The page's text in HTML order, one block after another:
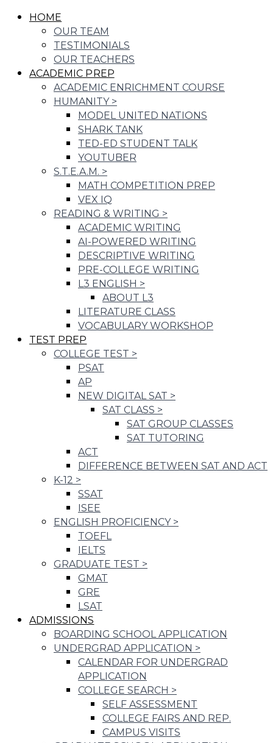
HOME
OUR TEAM
TESTIMONIALS
OUR TEACHERS
ACADEMIC PREP
ACADEMIC ENRICHMENT COURSE
HUMANITY >
MODEL UNITED NATIONS
SHARK TANK
TED-ED STUDENT TALK
YOUTUBER
S.T.E.A.M. >
MATH COMPETITION PREP
VEX IQ
READING & WRITING >
ACADEMIC WRITING
AI-POWERED WRITING
DESCRIPTIVE WRITING
PRE-COLLEGE WRITING
L3 ENGLISH >
ABOUT L3
LITERATURE CLASS
VOCABULARY WORKSHOP
TEST PREP
COLLEGE TEST >
PSAT
AP
NEW DIGITAL SAT >
SAT CLASS >
SAT GROUP CLASSES
SAT TUTORING
ACT
DIFFERENCE BETWEEN SAT AND ACT
K-12 >
SSAT
ISEE
ENGLISH PROFICIENCY >
TOEFL
IELTS
GRADUATE TEST >
GMAT
GRE
LSAT
ADMISSIONS
BOARDING SCHOOL APPLICATION
UNDERGRAD APPLICATION >
CALENDAR FOR UNDERGRAD
APPLICATION
COLLEGE SEARCH >
SELF ASSESSMENT
COLLEGE FAIRS AND REP.
CAMPUS VISITS